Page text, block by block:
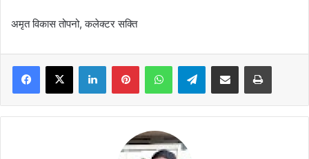
अमृत विकास तोपनो, कलेक्टर सक्ति
Facebook
X LinkedInPinterestWhatsAppTelegramShare via Email Print